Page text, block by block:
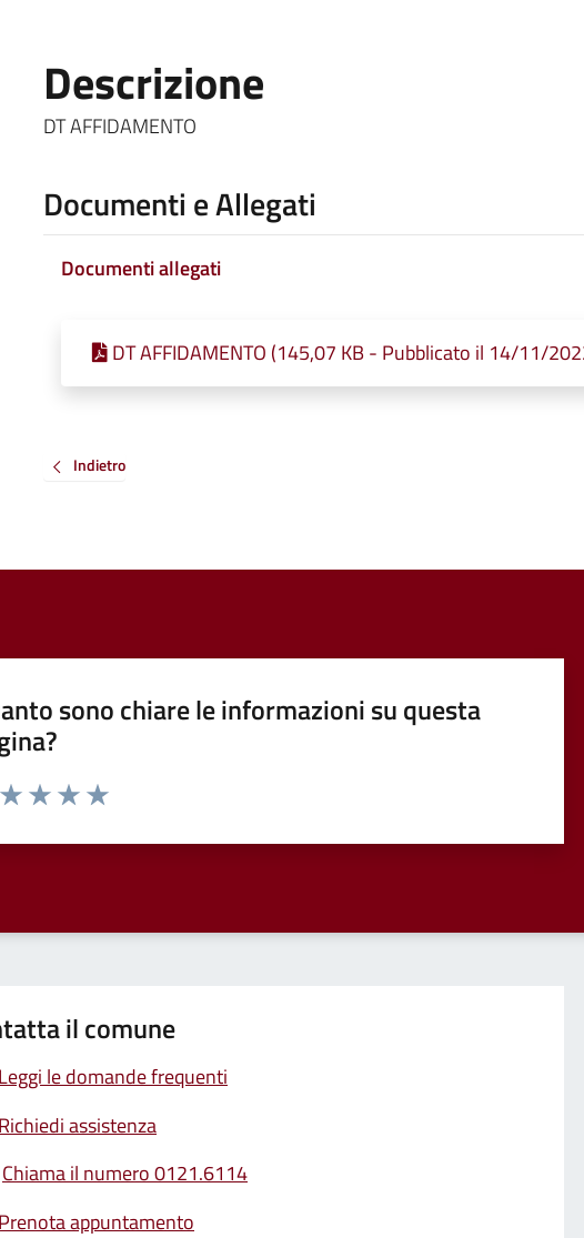
Descrizione
DT AFFIDAMENTO
Documenti e Allegati
Documenti allegati
DT AFFIDAMENTO (145,07 KB - Pubblicato il 14/11/
Indietro
sono chiare le informazioni su questa
da 1 a 5 stelle la pagina
il comune
Leggi le domande frequenti
Richiedi assistenza
Chiama il numero 0121.6114
Prenota appuntamento